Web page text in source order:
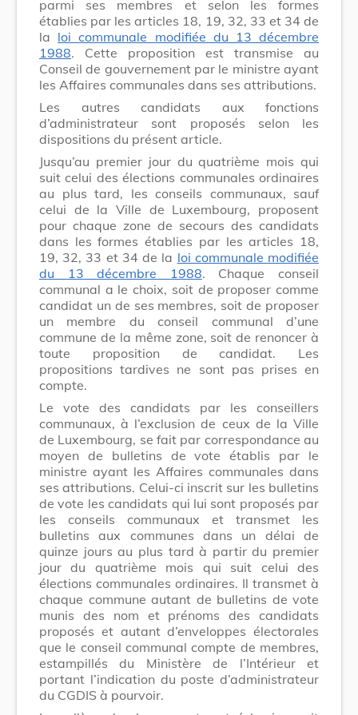
parmi ses membres et selon les formes
établies par les articles 18, 19, 32, 33 et 34 de
la loi communale modifiée du 13 décembre
1988. Cette proposition est transmise au
Conseil de gouvernement par le ministre ayant
les Affaires communales dans ses attributions.
Les autres candidats aux fonctions
d’administrateur sont proposés selon les
dispositions du présent article.
Jusqu’au premier jour du quatrième mois qui
suit celui des élections communales ordinaires
au plus tard, les conseils communaux, sauf
celui de la Ville de Luxembourg, proposent
pour chaque zone de secours des candidats
dans les formes établies par les articles 18,
19, 32, 33 et 34 de la loi communale modifiée
du 13 décembre 1988. Chaque conseil
communal a le choix, soit de proposer comme
candidat un de ses membres, soit de proposer
un membre du conseil communal d’une
commune de la même zone, soit de renoncer à
toute proposition de candidat. Les
propositions tardives ne sont pas prises en
compte.
Le vote des candidats par les conseillers
communaux, à l’exclusion de ceux de la Ville
de Luxembourg, se fait par correspondance au
moyen de bulletins de vote établis par le
ministre ayant les Affaires communales dans
ses attributions. Celui-ci inscrit sur les bulletins
de vote les candidats qui lui sont proposés par
les conseils communaux et transmet les
bulletins aux communes dans un délai de
quinze jours au plus tard à partir du premier
jour du quatrième mois qui suit celui des
élections communales ordinaires. Il transmet à
chaque commune autant de bulletins de vote
munis des nom et prénoms des candidats
proposés et autant d’enveloppes électorales
que le conseil communal compte de membres,
estampillés du Ministère de l’Intérieur et
portant l’indication du poste d’administrateur
du CGDIS à pourvoir.